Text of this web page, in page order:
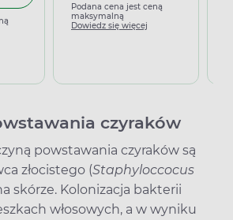
Podana cena jest ceną
maksymalną
Dowiedz się więcej
czyraków
powstawania czyraków są
złocistego (Staphyloccocus
skórze. Kolonizacja bakterii
włosowych, a w wyniku